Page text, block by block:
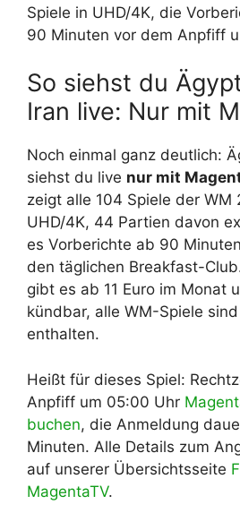
Spiele in UHD/4K, die
90 Minuten vor dem Anpfiff
So siehst du
Iran live: Nur mit
Noch einmal ganz deutlich:
siehst du live nur mit
zeigt alle 104 Spiele der WM
UHD/4K, 44 Partien davon
es Vorberichte ab 90
den täglichen Breakfast-
gibt es ab 11 Euro im Monat
kündbar, alle WM-Spiele
enthalten.
Heißt für dieses Spiel:
Anpfiff um 05:00 Uhr
buchen, die Anmeldung
Minuten. Alle Details zum
auf unserer Übersichtsseite
MagentaTV.